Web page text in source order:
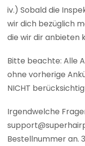
iv.) Sobald die
wir dich bezüglich
die wir dir anbieten
Bitte beachte: Alle
ohne vorherige
NICHT
Irgendwelche
Bestellnummer an.